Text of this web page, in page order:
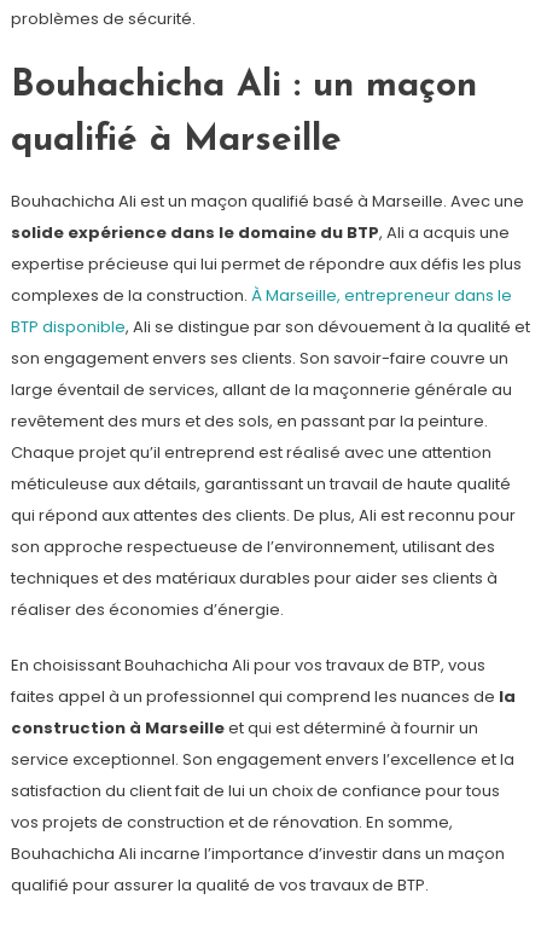
problèmes de sécurité.
Bouhachicha Ali : un maçon
qualifié à Marseille
Bouhachicha Ali est un maçon qualifié basé à Marseille. Avec une
solide expérience dans le domaine du BTP, Ali a acquis une
expertise précieuse qui lui permet de répondre aux défis les plus
complexes de la construction. À Marseille, entrepreneur dans le
BTP disponible, Ali se distingue par son dévouement à la qualité et
son engagement envers ses clients. Son savoir-faire couvre un
large éventail de services, allant de la maçonnerie générale au
revêtement des murs et des sols, en passant par la peinture.
Chaque projet qu’il entreprend est réalisé avec une attention
méticuleuse aux détails, garantissant un travail de haute qualité
qui répond aux attentes des clients. De plus, Ali est reconnu pour
son approche respectueuse de l’environnement, utilisant des
techniques et des matériaux durables pour aider ses clients à
réaliser des économies d’énergie.
En choisissant Bouhachicha Ali pour vos travaux de BTP, vous
faites appel à un professionnel qui comprend les nuances de la
construction à Marseilleet qui est déterminé à fournir un
service exceptionnel. Son engagement envers l’excellence et la
satisfaction du client fait de lui un choix de confiance pour tous
vos projets de construction et de rénovation. En somme,
Bouhachicha Ali incarne l’importance d’investir dans un maçon
qualifié pour assurer la qualité de vos travaux de BTP.